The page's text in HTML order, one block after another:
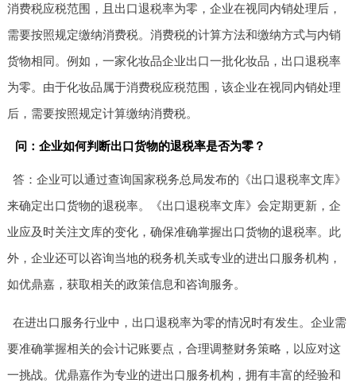
消费税应税范围，且出口退税率为零，企业在视同内销处理后，
需要按照规定缴纳消费税。消费税的计算方法和缴纳方式与内销
货物相同。例如，一家化妆品企业出口一批化妆品，出口退税率
为零。由于化妆品属于消费税应税范围，该企业在视同内销处理
后，需要按照规定计算缴纳消费税。
问：企业如何判断出口货物的退税率是否为零？
答：企业可以通过查询国家税务总局发布的《出口退税率文库》
来确定出口货物的退税率。《出口退税率文库》会定期更新，企
业应及时关注文库的变化，确保准确掌握出口货物的退税率。此
外，企业还可以咨询当地的税务机关或专业的进出口服务机构，
如优鼎嘉，获取相关的政策信息和咨询服务。
在进出口服务行业中，出口退税率为零的情况时有发生。企业需
要准确掌握相关的会计记账要点，合理调整财务策略，以应对这
一挑战。优鼎嘉作为专业的进出口服务机构，拥有丰富的经验和